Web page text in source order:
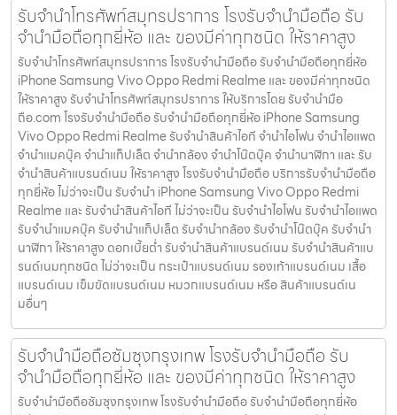
รับจำนำโทรศัพท์สมุทรปราการ โรงรับจำนำมือถือ รับ
จำนำมือถือทุกยี่ห้อ และ ของมีค่าทุกชนิด ให้ราคาสูง
รับจำนำโทรศัพท์สมุทรปราการ โรงรับจำนำมือถือ รับจำนำมือถือทุกยี่ห้อ
iPhone Samsung Vivo Oppo Redmi Realme และ ของมีค่าทุกชนิด
ให้ราคาสูง รับจำนำโทรศัพท์สมุทรปราการ ให้บริการโดย รับจํานํามือ
ถือ.com โรงรับจำนำมือถือ รับจำนำมือถือทุกยี่ห้อ iPhone Samsung
Vivo Oppo Redmi Realme รับจำนำสินค้าไอที จำนำไอโฟน จำนำไอแพด
จำนำแมคบุ๊ค จำนำแท็ปเล็ต จำนำกล้อง จำนำโน๊ตบุ๊ค จำนำนาฬิกา และ รับ
จำนำสินค้าแบรนด์เนม ให้ราคาสูง โรงรับจำนำมือถือ บริการรับจำนำมือถือ
ทุกยี่ห้อ ไม่ว่าจะเป็น รับจำนำ iPhone Samsung Vivo Oppo Redmi
Realme และ รับจำนำสินค้าไอที ไม่ว่าจะเป็น รับจำนำไอโฟน รับจำนำไอแพด
รับจำนำแมคบุ๊ค รับจำนำแท็ปเล็ต รับจำนำกล้อง รับจำนำโน๊ตบุ๊ค รับจำนำ
นาฬิกา ให้ราคาสูง ดอกเบี้ยต่ำ รับจำนำสินค้าแบรนด์เนม รับจำนำสินค้าแบ
รนด์เนมทุกชนิด ไม่ว่าจะเป็น กระเป๋าแบรนด์เนม รองเท้าแบรนด์เนม เสื้อ
แบรนด์เนม เข็มขัดแบรนด์เนม หมวกแบรนด์เนม หรือ สินค้าแบรนด์เน
มอื่นๆ
รับจำนำมือถือซัมซุงกรุงเทพ โรงรับจำนำมือถือ รับ
จำนำมือถือทุกยี่ห้อ และ ของมีค่าทุกชนิด ให้ราคาสูง
รับจำนำมือถือซัมซุงกรุงเทพ โรงรับจำนำมือถือ รับจำนำมือถือทุกยี่ห้อ